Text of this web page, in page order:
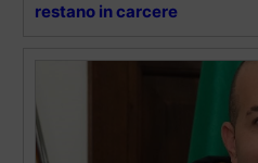
restano in carcere